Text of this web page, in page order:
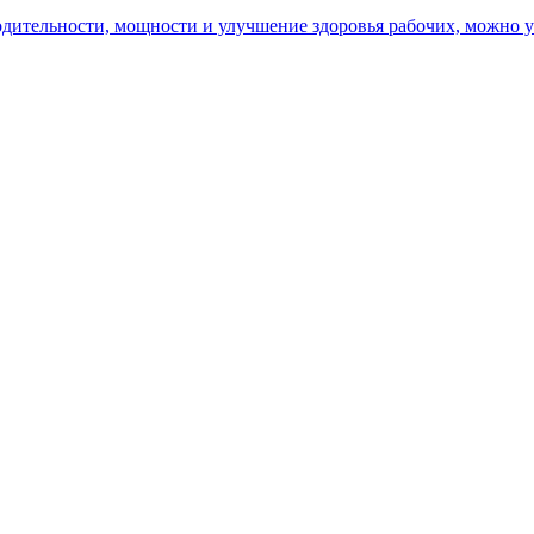
мощности и улучшение здоровья рабочих, можно